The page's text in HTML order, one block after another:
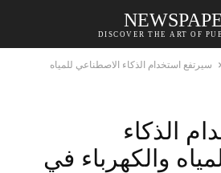
DISCOVER THE ART OF
سيرتفع استخدام الذكاء الاصطناعي للمياه
الذكاء
والكهرباء في